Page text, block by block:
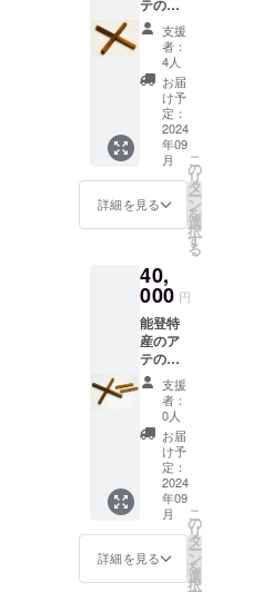
さ9ミリ
【材
料】ア
テ、漆
【数】2
枚セッ
テの木
（ヒ
バ、ア
スナロ
の種類
です）
に、木
目を活
かして
拭漆を
施した
鍋敷き
です。
十字に
わせて
使いま
す。外
すとコ
ンパク
トに収
納でき
ます。
【サイ
ズ】1本
長さ
200×幅
15×高さ
18ミリ
【材
料】ア
テ、漆
支援
者：
4人
お届
け予
定：
2024
年09
月
詳細を見る
こ
の
リ
タ
ー
ン
を
選
択
す
る
40,
000 円
能登特
産のア
テの木
（ヒ
バ、ア
スナロ
の種類
です）
に、木
目を活
かして
拭漆を
施した
鍋敷き
とカト
支援
者：
0人
お届
け予
定：
2024
年09
月
詳細を見る
こ
の
リ
タ
ー
ン
を
選
択